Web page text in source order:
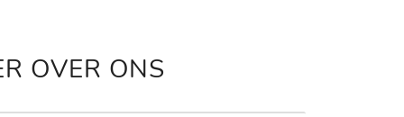
OVER ONS